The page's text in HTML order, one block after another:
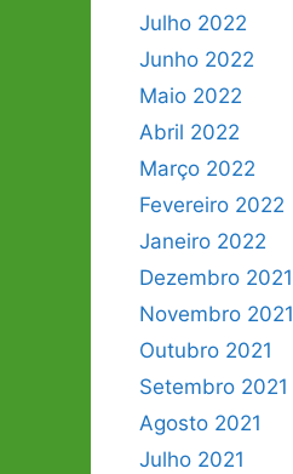
Julho 2022
Junho 2022
Maio 2022
Abril 2022
Março 2022
Fevereiro 2022
Janeiro 2022
Dezembro 2021
Novembro 2021
Outubro 2021
Setembro 2021
Agosto 2021
Julho 2021